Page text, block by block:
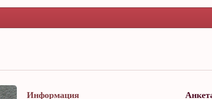
Информация